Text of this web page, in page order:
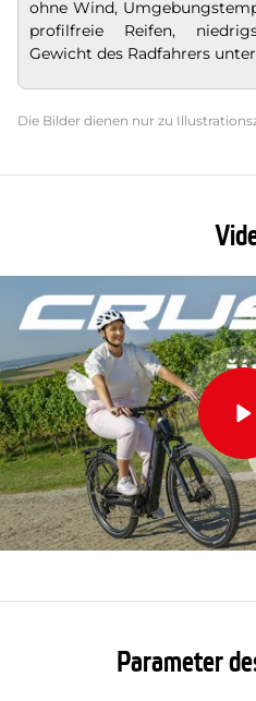
ohne Wind,
profilfreie Reifen,
Gewicht des Radfahrers
Die Bilder dienen nur zu
Parameter